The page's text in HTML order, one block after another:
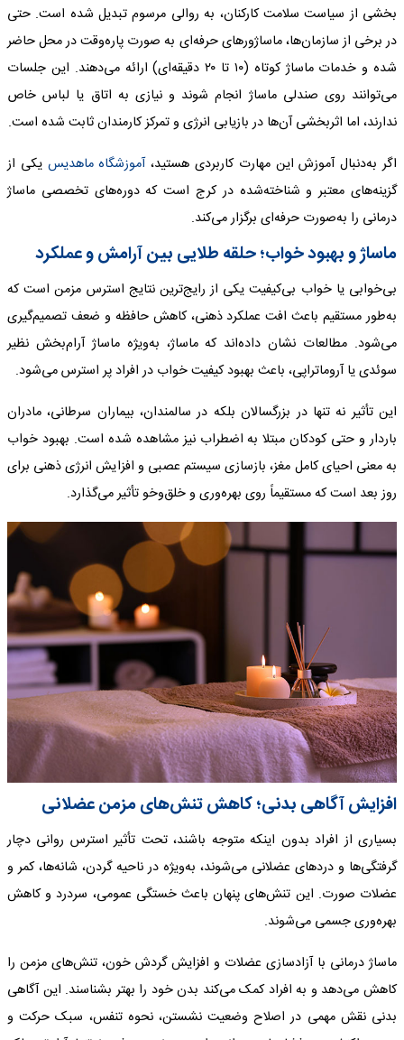
بخشی از سیاست سلامت کارکنان، به روالی مرسوم تبدیل شده است. حتی
در برخی از سازمان‌ها، ماساژورهای حرفه‌ای به‌ صورت پاره‌وقت در محل حاضر
شده و خدمات ماساژ کوتاه (۱۰ تا ۲۰ دقیقه‌ای) ارائه می‌دهند. این جلسات
می‌توانند روی صندلی ماساژ انجام شوند و نیازی به اتاق یا لباس خاص
ندارند، اما اثربخشی آن‌ها در بازیابی انرژی و تمرکز کارمندان ثابت شده است.
اگر به‌دنبال آموزش این مهارت کاربردی هستید،آموزشگاه ماهدیس یکی از
گزینه‌های معتبر و شناخته‌شده در کرج است که دوره‌های تخصصی ماساژ
درمانی را به‌صورت حرفه‌ای برگزار می‌کند.
ماساژ و بهبود خواب؛ حلقه طلایی بین آرامش و عملکرد
بی‌خوابی یا خواب بی‌کیفیت یکی از رایج‌ترین نتایج استرس مزمن است که
به‌طور مستقیم باعث افت عملکرد ذهنی، کاهش حافظه و ضعف تصمیم‌گیری
می‌شود. مطالعات نشان داده‌اند که ماساژ، به‌ویژه ماساژ آرام‌بخش نظیر
سوئدی یا آروماتراپی، باعث بهبود کیفیت خواب در افراد پر استرس می‌شود.
این تأثیر نه ‌تنها در بزرگسالان بلکه در سالمندان، بیماران سرطانی، مادران
باردار و حتی کودکان مبتلا به اضطراب نیز مشاهده شده است. بهبود خواب
به معنی احیای کامل مغز، بازسازی سیستم عصبی و افزایش انرژی ذهنی برای
روز بعد است که مستقیماً روی بهره‌وری و خلق‌وخو تأثیر می‌گذارد.
افزایش آگاهی بدنی؛ کاهش تنش‌های مزمن عضلانی
بسیاری از افراد بدون اینکه متوجه باشند، تحت تأثیر استرس روانی دچار
گرفتگی‌ها و دردهای عضلانی می‌شوند، به‌ویژه در ناحیه گردن، شانه‌ها، کمر و
عضلات صورت. این تنش‌های پنهان باعث خستگی عمومی، سردرد و کاهش
بهره‌وری جسمی می‌شوند.
ماساژ درمانی با آزادسازی عضلات و افزایش گردش خون، تنش‌های مزمن را
کاهش می‌دهد و به افراد کمک می‌کند بدن خود را بهتر بشناسند. این آگاهی
بدنی نقش مهمی در اصلاح وضعیت نشستن، نحوه تنفس، سبک حرکت و